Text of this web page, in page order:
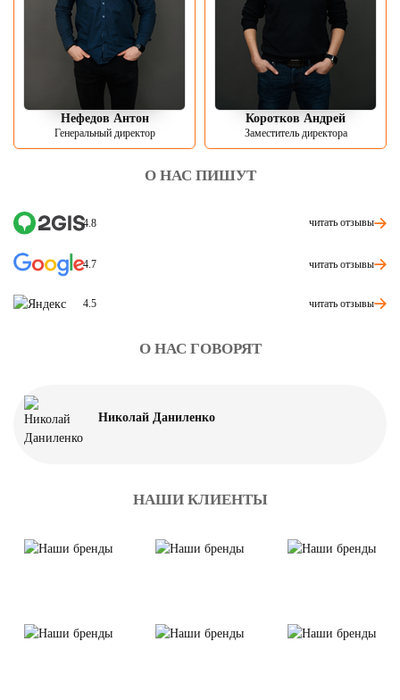
Нефедов Антон
Генеральный директор
Коротков Андрей
Заместитель директора
О НАС ПИШУТ
4.8 читать отзывы
4.7 читать отзывы
4.5 читать отзывы
О НАС ГОВОРЯТ
Николай Даниленко
НАШИ КЛИЕНТЫ